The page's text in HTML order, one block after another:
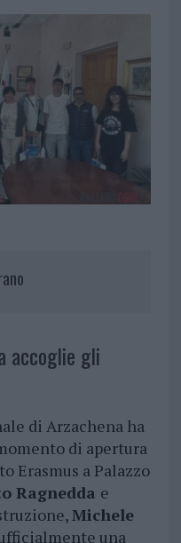
accoglie gli
di Arzachena ha
di apertura
Erasmus a Palazzo
Ragnedda e
Michele
una